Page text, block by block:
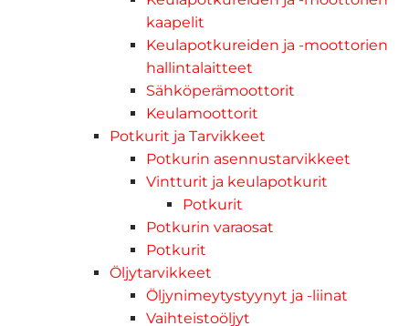
kaapelit
Keulapotkureiden ja -moottorien
hallintalaitteet
Sähköperämoottorit
Keulamoottorit
Potkurit ja Tarvikkeet
Potkurin asennustarvikkeet
Vintturit ja keulapotkurit
Potkurit
Potkurin varaosat
Potkurit
Öljytarvikkeet
Öljynimeytystyynyt ja -liinat
Vaihteistoöljyt